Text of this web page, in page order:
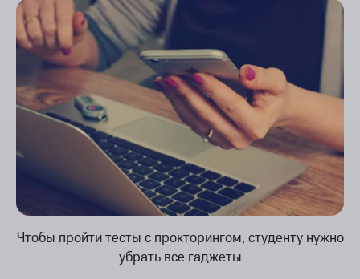
Чтобы пройти тесты с прокторингом, студенту нужно
убрать все гаджеты